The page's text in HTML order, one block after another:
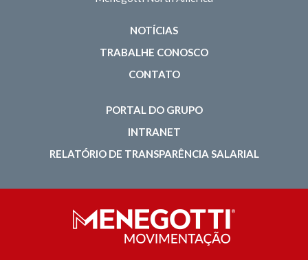
NOTÍCIAS
TRABALHE CONOSCO
CONTATO
PORTAL DO GRUPO
INTRANET
RELATÓRIO DE TRANSPARÊNCIA SALARIAL